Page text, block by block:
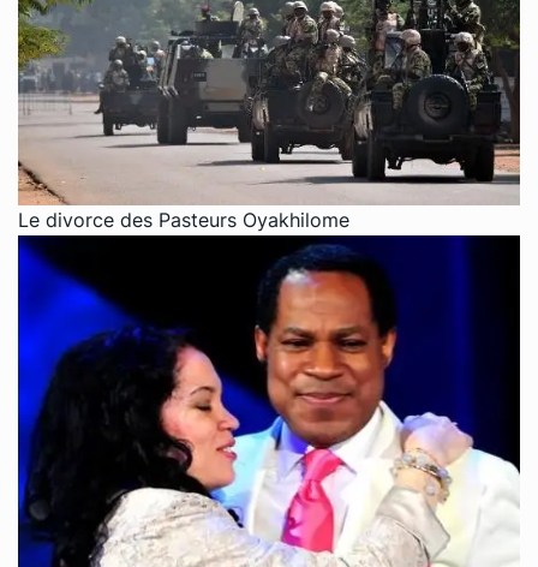
Le divorce des Pasteurs Oyakhilome